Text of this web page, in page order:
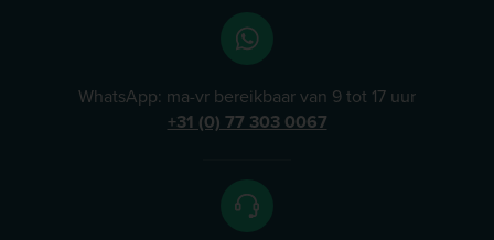
is het mogelijk dat wij niet via de chat bereikbaar zijn.
U kunt ons dan altijd bellen of emailen.&nbsp;
Thuiswinkel waarborg Dierapotheker.nl is
gecertificeerd door de Stichting Certificering
Thuiswinkel Waarborg. Dit betekent dat&nbsp;onze
wet- en regelgeving en de Gedragsregels Thuiswinkel
Waarborg van Thuiswinkel.org. U vindt hier ons
WhatsApp: ma-vr bereikbaar van 9 tot 17 uur
+31 (0) 77 303 0067